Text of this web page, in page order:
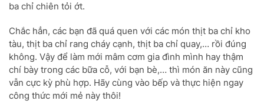
ba chỉ chiên tỏi ớt.
Chắc hẳn, các bạn đã quá quen với các món thịt ba chỉ kho
tàu, thịt ba chỉ rang cháy cạnh, thịt ba chỉ quay,… rồi đúng
không. Vậy để làm mới mâm cơm gia đình mình hay thậm
chí bày trong các bữa cỗ, với bạn bè,… thì món ăn này cũng
vẫn cực kỳ phù hợp. Hãy cùng vào bếp và thực hiện ngay
công thức mới mẻ này thôi!